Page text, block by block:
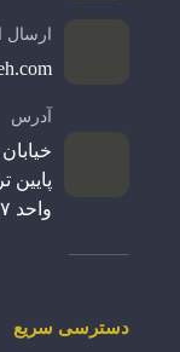
ارسال
آدرس
واحد ۱۷
دسترسی سریع